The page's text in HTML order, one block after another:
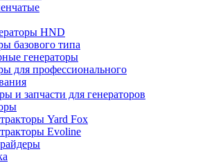
HND
базового типа
генераторы
для профессионального
и запчасти для генераторов
Yard Fox
Evoline